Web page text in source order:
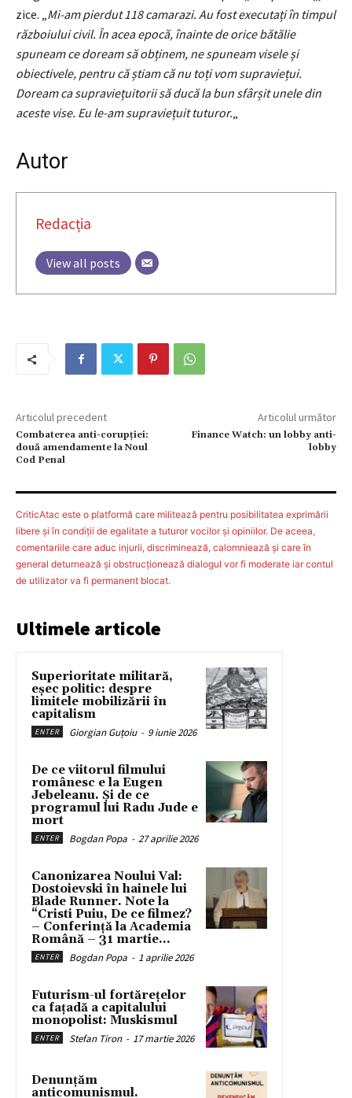
zice. „ Mi-am pierdut 118 camarazi. Au fost executați în timpul
războiului civil. În acea epocă, înainte de orice bătălie
spuneam ce doream să obținem, ne spuneam visele și
obiectivele, pentru că știam că nu toți vom supraviețui.
Doream ca supraviețuitorii să ducă la bun sfârșit unele din
aceste vise. Eu le-am supraviețuit tuturor.
Autor
Redacția
View all posts
Articolul precedent
Combaterea anti-corupţiei:
două amendamente la Noul
Cod Penal
Articolul următor
Finance Watch: un lobby anti-
lobby
CriticAtac este o platformă care militează pentru posibilitatea exprimării
libere şi în condiţii de egalitate a tuturor vocilor şi opiniilor. De aceea,
comentariile care aduc injurii, discriminează, calomniează şi care în
general deturnează şi obstrucţionează dialogul vor fi moderate iar contul
de utilizator va fi permanent blocat.
Ultimele articole
Superioritate militară,
eșec politic: despre
limitele mobilizării în
capitalism
ENTER Giorgian Guțoiu - 9 iunie 2026
De ce viitorul filmului
românesc e la Eugen
Jebeleanu. Și de ce
programul lui Radu Jude e
mort
ENTER Bogdan Popa - 27 aprilie 2026
Canonizarea Noului Val:
Dostoievski în hainele lui
Blade Runner. Note la
“Cristi Puiu, De ce filmez?
– Conferință la Academia
Română – 31 martie...
ENTER Bogdan Popa - 1 aprilie 2026
Futurism-ul fortărețelor
ca fațadă a capitalului
monopolist: Muskismul
ENTER Stefan Tiron - 17 martie 2026
Denunțăm
anticomunismul.